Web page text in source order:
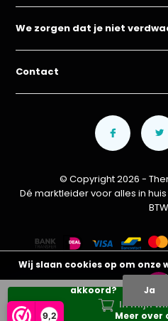
9,2
In mijn
We zorgen dat je niet
Contact
© Copyright 2026 -
Dé marktleider voor alles in huis
BTW
Wij slaan cookies op om onze
akkoord? Ja
Meer over